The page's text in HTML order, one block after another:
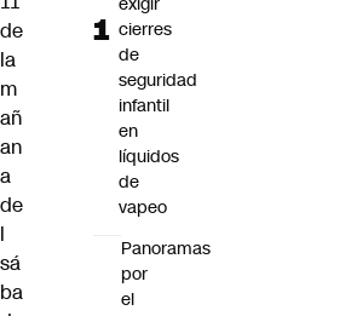
de
la
m
añ
an
a
de
l
sá
ba
cierres
de
seguridad
infantil
en
líquidos
de
vapeo
Panoramas
por
el